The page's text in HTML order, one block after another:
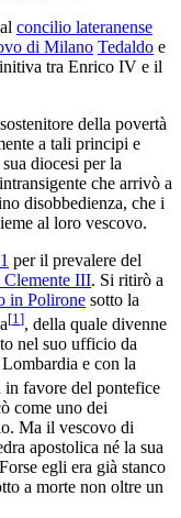
concilio lateranense
di Milano Tedaldo e
tra Enrico IV e il
della povertà
a tali principi e
diocesi per la
che arrivò a
disobbedienza, che i
al loro vescovo.
per il prevalere del
Clemente III. Si ritirò a
in Polirone sotto la
[1 ], della quale divenne
nel suo ufficio da
e con la
in favore del pontefice
come uno dei
Ma il vescovo di
apostolica né la sua
egli era già stanco
a morte non oltre un